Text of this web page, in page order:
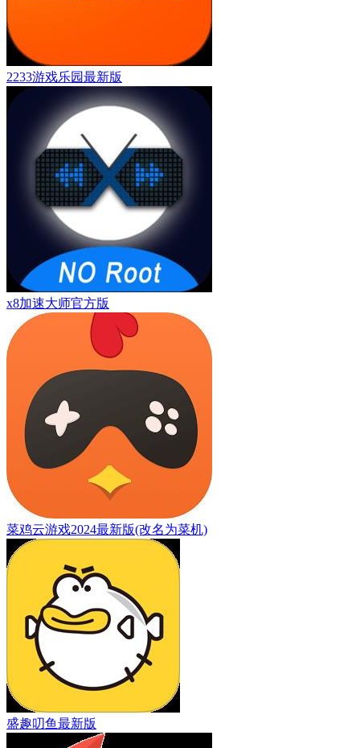
2233游戏乐园最新版
x8加速大师官方版
菜鸡云游戏2024最新版(改名为菜机)
盛趣叨鱼最新版